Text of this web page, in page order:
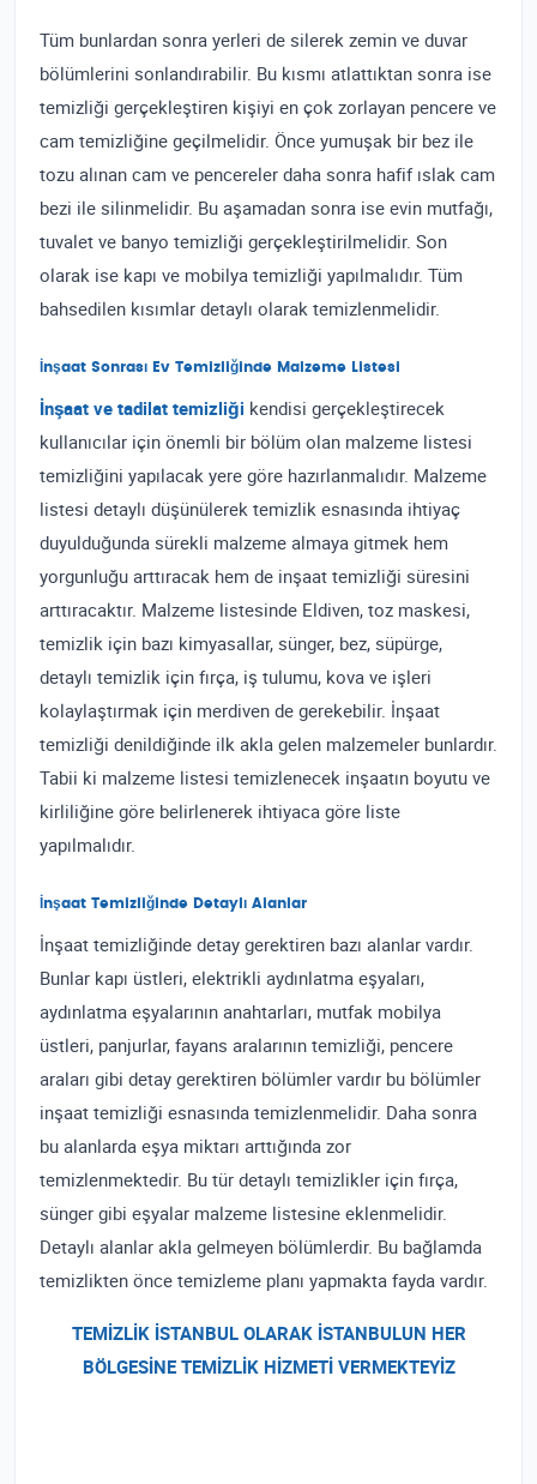
Tüm bunlardan sonra yerleri de silerek zemin ve duvar
bölümlerini sonlandırabilir. Bu kısmı atlattıktan sonra ise
temizliği gerçekleştiren kişiyi en çok zorlayan pencere ve
cam temizliğine geçilmelidir. Önce yumuşak bir bez ile
tozu alınan cam ve pencereler daha sonra hafif ıslak cam
bezi ile silinmelidir. Bu aşamadan sonra ise evin mutfağı,
tuvalet ve banyo temizliği gerçekleştirilmelidir. Son
olarak ise kapı ve mobilya temizliği yapılmalıdır. Tüm
bahsedilen kısımlar detaylı olarak temizlenmelidir.
İnşaat Sonrası Ev Temizliğinde Malzeme Listesi
İnşaat ve tadilat temizliği kendisi gerçekleştirecek
kullanıcılar için önemli bir bölüm olan malzeme listesi
temizliğini yapılacak yere göre hazırlanmalıdır. Malzeme
listesi detaylı düşünülerek temizlik esnasında ihtiyaç
duyulduğunda sürekli malzeme almaya gitmek hem
yorgunluğu arttıracak hem de inşaat temizliği süresini
arttıracaktır. Malzeme listesinde Eldiven, toz maskesi,
temizlik için bazı kimyasallar, sünger, bez, süpürge,
detaylı temizlik için fırça, iş tulumu, kova ve işleri
kolaylaştırmak için merdiven de gerekebilir. İnşaat
temizliği denildiğinde ilk akla gelen malzemeler bunlardır.
Tabii ki malzeme listesi temizlenecek inşaatın boyutu ve
kirliliğine göre belirlenerek ihtiyaca göre liste
yapılmalıdır.
İnşaat Temizliğinde Detaylı Alanlar
İnşaat temizliğinde detay gerektiren bazı alanlar vardır.
Bunlar kapı üstleri, elektrikli aydınlatma eşyaları,
aydınlatma eşyalarının anahtarları, mutfak mobilya
üstleri, panjurlar, fayans aralarının temizliği, pencere
araları gibi detay gerektiren bölümler vardır bu bölümler
inşaat temizliği esnasında temizlenmelidir. Daha sonra
bu alanlarda eşya miktarı arttığında zor
temizlenmektedir. Bu tür detaylı temizlikler için fırça,
sünger gibi eşyalar malzeme listesine eklenmelidir.
Detaylı alanlar akla gelmeyen bölümlerdir. Bu bağlamda
temizlikten önce temizleme planı yapmakta fayda vardır.
TEMİZLİK İSTANBUL OLARAK İSTANBULUN HER
BÖLGESİNE TEMİZLİK HİZMETİ VERMEKTEYİZ